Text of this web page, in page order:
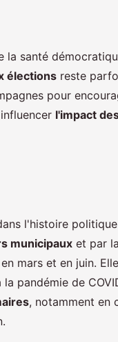
la santé
élections reste
pour
l'impact
l'histoire politique
municipaux et par la
mars et en juin.
pandémie de
, notamment en